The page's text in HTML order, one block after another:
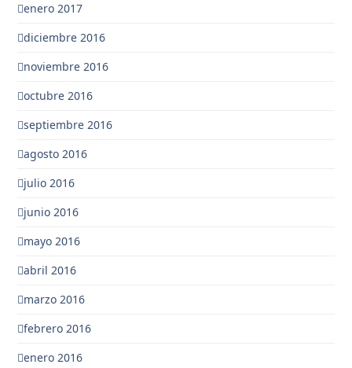
enero 2017
diciembre 2016
noviembre 2016
octubre 2016
septiembre 2016
agosto 2016
julio 2016
junio 2016
mayo 2016
abril 2016
marzo 2016
febrero 2016
enero 2016